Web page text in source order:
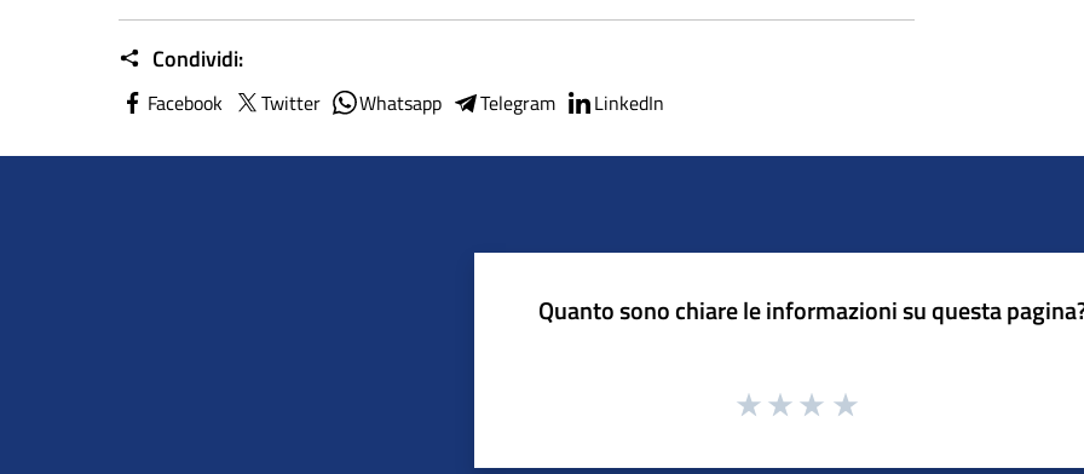
Condividi:
Facebook Twitter Whatsapp Telegram LinkedIn
Quanto sono chiare le informazioni su questa